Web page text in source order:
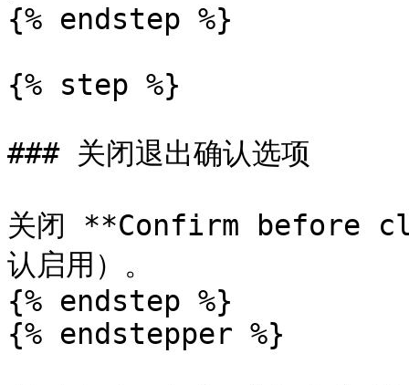
{% endstep %}
{% step %}
### 关闭退出确认选项
关闭 **Confirm before
认启用）。
{% endstep %}
{% endstepper %}